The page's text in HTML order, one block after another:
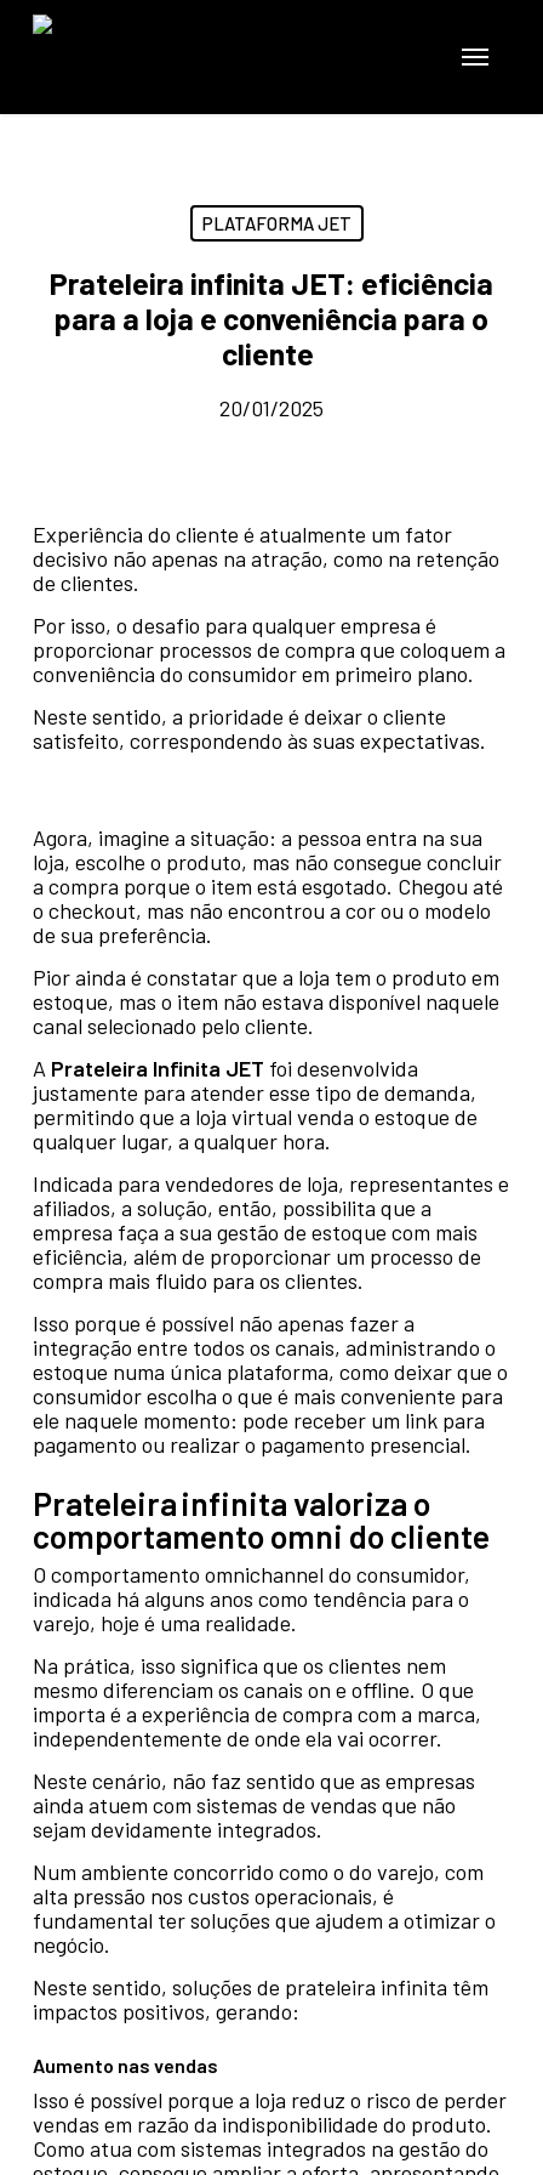
Skip
Menu
PLATAFORMA JET
Prateleira infinita JET: eficiência
para a loja e conveniência para o
cliente
20/01/2025
Experiência do cliente é atualmente um fator
decisivo não apenas na atração, como na retenção
de clientes.
Por isso, o desafio para qualquer empresa é
proporcionar processos de compra que coloquem a
conveniência do consumidor em primeiro plano.
Neste sentido, a prioridade é deixar o cliente
satisfeito, correspondendo às suas expectativas.
Agora, imagine a situação: a pessoa entra na sua
loja, escolhe o produto, mas não consegue concluir
a compra porque o item está esgotado. Chegou até
o checkout, mas não encontrou a cor ou o modelo
de sua preferência.
Pior ainda é constatar que a loja tem o produto em
estoque, mas o item não estava disponível naquele
canal selecionado pelo cliente.
A Prateleira Infinita JET foi desenvolvida
justamente para atender esse tipo de demanda,
permitindo que a loja virtual venda o estoque de
qualquer lugar, a qualquer hora.
Indicada para vendedores de loja, representantes e
afiliados, a solução, então, possibilita que a
empresa faça a sua gestão de estoque com mais
eficiência, além de proporcionar um processo de
compra mais fluido para os clientes.
Isso porque é possível não apenas fazer a
integração entre todos os canais, administrando o
estoque numa única plataforma, como deixar que o
consumidor escolha o que é mais conveniente para
ele naquele momento: pode receber um link para
pagamento ou realizar o pagamento presencial.
Prateleira infinita valoriza o
comportamento omni do cliente
O comportamento omnichannel do consumidor,
indicada há alguns anos como tendência para o
varejo, hoje é uma realidade.
Na prática, isso significa que os clientes nem
mesmo diferenciam os canais on e offline. O que
importa é a experiência de compra com a marca,
independentemente de onde ela vai ocorrer.
Neste cenário, não faz sentido que as empresas
ainda atuem com sistemas de vendas que não
sejam devidamente integrados.
Num ambiente concorrido como o do varejo, com
alta pressão nos custos operacionais, é
fundamental ter soluções que ajudem a otimizar o
negócio.
Neste sentido, soluções de prateleira infinita têm
impactos positivos, gerando:
Aumento nas vendas
Isso é possível porque a loja reduz o risco de perder
vendas em razão da indisponibilidade do produto.
Como atua com sistemas integrados na gestão do